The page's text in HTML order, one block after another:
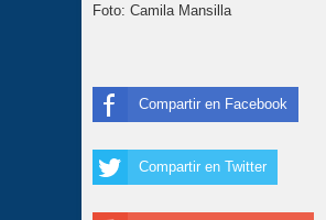
Foto: Camila Mansilla
Compartir en Facebook
Compartir en Twitter